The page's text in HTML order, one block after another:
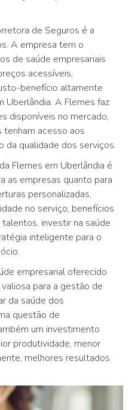
de Seguros é a
A empresa tem o
de saúde empresariais
acessíveis,
benefício altamente
Uberlândia. A Flemes faz
disponíveis no mercado,
acesso aos
da qualidade dos serviços.
Flemes em Uberlândia é
as empresas quanto para
personalizadas,
no serviço, benefícios
investir na saúde
inteligente para o
empresarial oferecido
para a gestão de
da saúde dos
questão de
um investimento
produtividade, menor
melhores resultados